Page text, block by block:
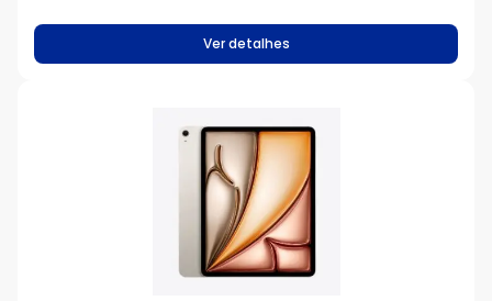
Ver detalhes